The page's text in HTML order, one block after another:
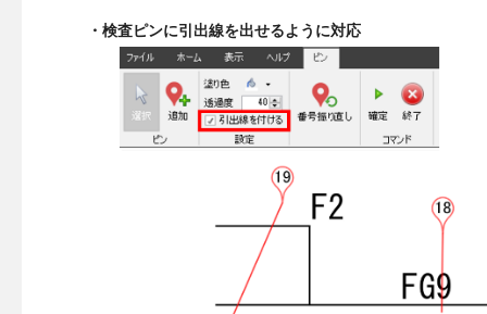
・検査ピンに引出線を出せるように対応